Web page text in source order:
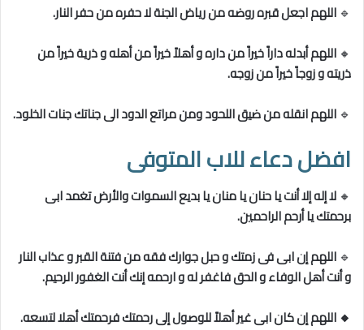
🔹اللهم اجعل قبره روضه من رياض الجنة لا حفره من حفر النار.
🔸اللهم أبدله داراً خيراً من داره و أهلاً خيراً من أهله و ذرية خيراً من
ذريته و زوجاً خيراً من زوجه.
🔹اللهم انقله من ضيق اللحود ومن مراتع الدود الى جناتك جنات الخلود.
افضل دعاء للاب المتوفى
🔸لا إله إلا أنت يا حنان يا منان يا بديع السموات والأرض تغمد ابى
برحمتك يا أرحم الراحمين.
🔹اللهم إن ابى فى زمتك و حبل جوارك فقه من فتنة القبر و عذاب النار
و أنت أهل الوفاء و الحق فاغفر له و ارحمه إنك أنت الغفور الرحيم.
🔸 اللهم إن كان ابى غير أهلاً للوصول إلى رحمتك فرحمتك أهلا لتسعه.